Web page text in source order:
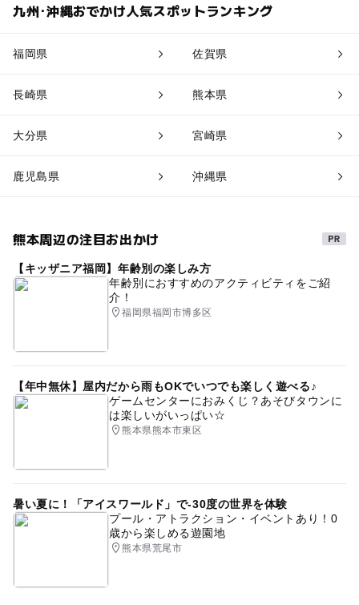
九州･沖縄おでかけ人気スポットランキング
福岡県 佐賀県
長崎県 熊本県
大分県 宮崎県
鹿児島県 沖縄県
熊本周辺の注目お出かけ
【キッザニア福岡】年齢別の楽しみ方
年齢別におすすめのアクティビティをご紹
介！
福岡県福岡市博多区
【年中無休】屋内だから雨もOKでいつでも楽しく遊べる♪
ゲームセンターにおみくじ？あそびタウンに
は楽しいがいっぱい☆
熊本県熊本市東区
暑い夏に！「アイスワールド」で-30度の世界を体験
プール・アトラクション・イベントあり！0
歳から楽しめる遊園地
熊本県荒尾市